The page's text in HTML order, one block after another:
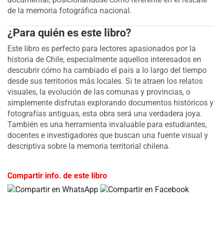
de la memoria fotográfica nacional.
¿Para quién es este libro?
Este libro es perfecto para lectores apasionados por la
historia de Chile, especialmente aquellos interesados en
descubrir cómo ha cambiado el país a lo largo del tiempo
desde sus territorios más locales. Si te atraen los relatos
visuales, la evolución de las comunas y provincias, o
simplemente disfrutas explorando documentos históricos y
fotografías antiguas, esta obra será una verdadera joya.
También es una herramienta invaluable para estudiantes,
docentes e investigadores que buscan una fuente visual y
descriptiva sobre la memoria territorial chilena.
Compartir info. de este libro